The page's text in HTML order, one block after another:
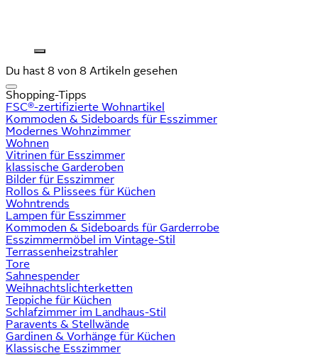
Du hast 8 von 8 Artikeln gesehen
Shopping-Tipps
FSC®-zertifizierte Wohnartikel
Kommoden & Sideboards für Esszimmer
Modernes Wohnzimmer
Wohnen
Vitrinen für Esszimmer
klassische Garderoben
Bilder für Esszimmer
Rollos & Plissees für Küchen
Wohntrends
Lampen für Esszimmer
Kommoden & Sideboards für Garderrobe
Esszimmermöbel im Vintage-Stil
Terrassenheizstrahler
Tore
Sahnespender
Weihnachtslichterketten
Teppiche für Küchen
Schlafzimmer im Landhaus-Stil
Paravents & Stellwände
Gardinen & Vorhänge für Küchen
Klassische Esszimmer